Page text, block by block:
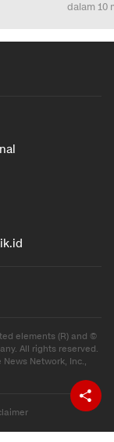
dalam 10
elements (R) and ©
All rights reserved.
Network, Inc.,